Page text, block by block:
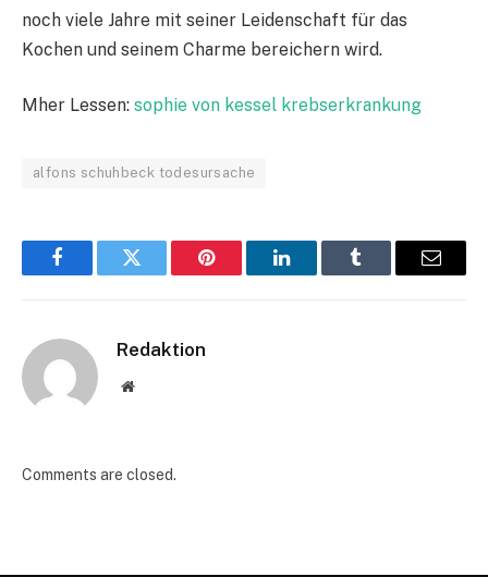
noch viele Jahre mit seiner Leidenschaft für das
Kochen und seinem Charme bereichern wird.
Mher Lessen: sophie von kessel krebserkrankung
alfons schuhbeck todesursache
FacebookTwitter Pinterest LinkedInTumblr Email
Redaktion
Website
Comments are closed.